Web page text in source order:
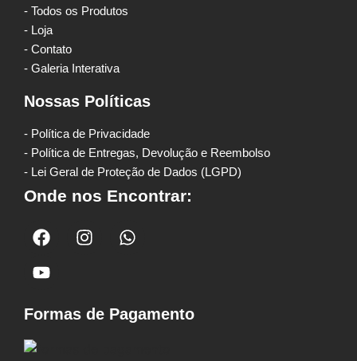
- Todos os Produtos
- Loja
- Contato
- Galeria Interativa
Nossas Políticas
- Política de Privacidade
- Política de Entregas, Devolução e Reembolso
- Lei Geral de Proteção de Dados (LGPD)
Onde nos Encontrar:
Formas de Pagamento